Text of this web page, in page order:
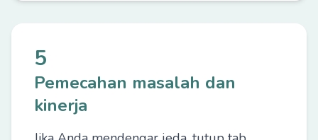
5
Pemecahan masalah dan
kinerja